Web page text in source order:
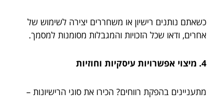
כשאתם נותנים רישיון או משחררים יצירה לשימוש של
אחרים, ודאו שכל הזכויות והמגבלות מסומנות למסמך.
4. מיצוי אפשרויות עיסקיות וחוזיות
מתעניינים בהפקת רווחים? הכירו את סוגי הרישיונות –